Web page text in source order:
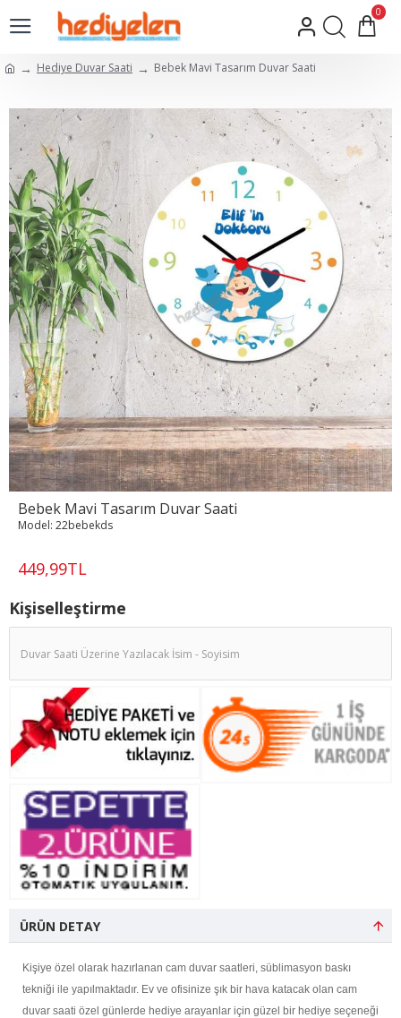
0
Hediye Duvar Saati Bebek Mavi Tasarım Duvar Saati
Bebek Mavi Tasarım Duvar Saati
449,99TL
Model: 22bebekds
Kişiselleştirme
ÜRÜN DETAY
Kişiye özel olarak hazırlanan cam duvar saatleri, süblimasyon baskı
tekniği ile yapılmaktadır. Ev ve ofisinize şık bir hava katacak olan cam
duvar saati özel günlerde hediye arayanlar için güzel bir hediye seçeneği